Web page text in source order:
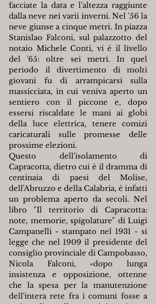
facciate la data e l'altezza raggiunte
dalla neve nei varii inverni. Nel '56 la
neve giunse a cinque metri. In piazza
Stanislao Falconi, sul palazzotto del
notaio Michele Conti, vi è il livello
del '65: oltre sei metri. In quel
periodo il divertimento di molti
giovani fu di arrampicarsi sulla
massicciata, in cui veniva aperto un
sentiero con il piccone e, dopo
essersi riscaldate le mani ai globi
della luce elettrica, tenere comizi
caricaturali sulle promesse delle
prossime elezioni.
Questo dell'isolamento di
Capracotta, dietro cui è il dramma di
centinaia di paesi del Molise,
dell'Abruzzo e della Calabria, è infatti
un problema aperto da secoli. Nel
libro "Il territorio di Capracotta:
note, memorie, spigolature" di Luigi
Campanelli - stampato nel 1931 - si
legge che nel 1909 il presidente del
consiglio provinciale di Campobasso,
Nicola Falconi, «dopo lunga
insistenza e opposizione, ottenne
che la spesa per la manutenzione
dell'intera rete fra i comuni fosse a